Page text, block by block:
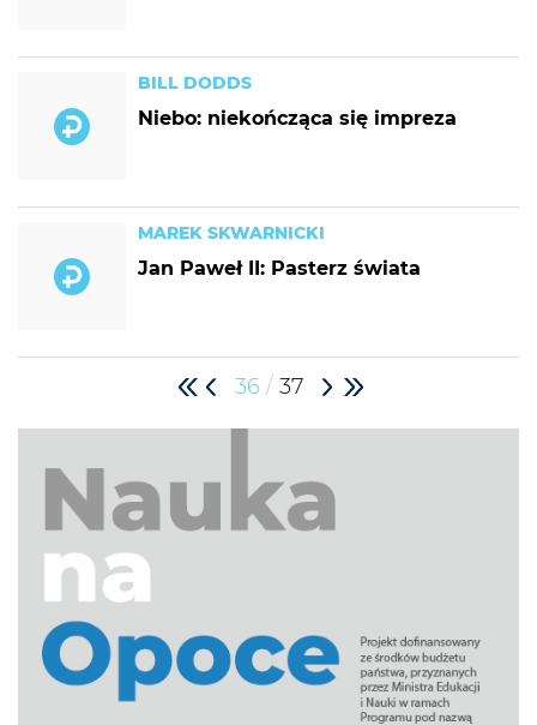
BILL DODDS
Niebo: niekończąca się impreza
MAREK SKWARNICKI
Jan Paweł II: Pasterz świata
36 / 37